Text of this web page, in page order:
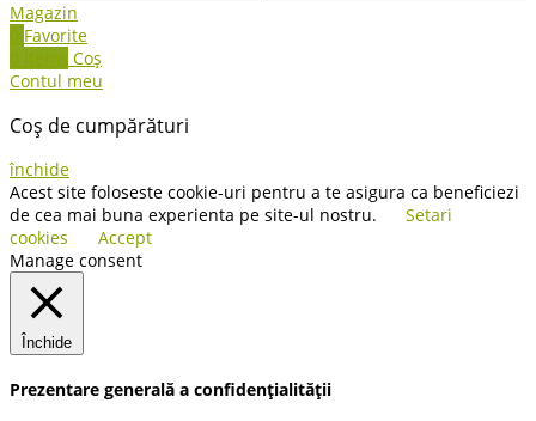
Magazin
0 Favorite
0 items Coș
Contul meu
Coș de cumpărături
închide
Acest site foloseste cookie-uri pentru a te asigura ca beneficiezi
de cea mai buna experienta pe site-ul nostru.
Setari
cookies
Accept
Manage consent
Închide
Prezentare generală a confidențialității